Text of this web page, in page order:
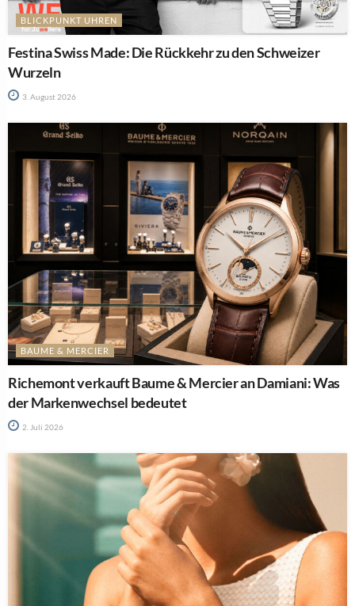
BLICKPUNKT UHREN
Festina Swiss Made: Die Rückkehr zu den Schweizer
Wurzeln
3. August 2026
BAUME & MERCIER
Richemont verkauft Baume & Mercier an Damiani: Was
der Markenwechsel bedeutet
2. Juli 2026